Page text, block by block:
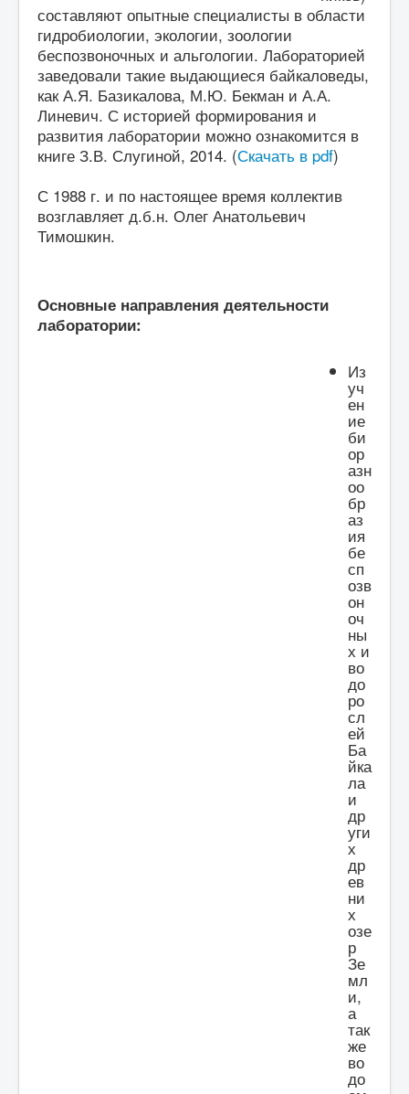
составляют опытные специалисты в области
гидробиологии, экологии, зоологии
беспозвоночных и альгологии. Лабораторией
заведовали такие выдающиеся байкаловеды,
как А.Я. Базикалова, М.Ю. Бекман и А.А.
Линевич. С историей формирования и
развития лаборатории можно ознакомится в
книге З.В. Слугиной, 2014. (Скачать в pdf)
С 1988 г. и по настоящее время коллектив
возглавляет д.б.н. Олег Анатольевич
Тимошкин.
Основные направления деятельности
лаборатории:
Из
уч
ен
ие
би
ор
азн
оо
бр
аз
ия
бе
сп
озв
он
оч
ны
х и
во
до
ро
сл
ей
Ба
йка
ла
и
др
уги
х
др
ев
ни
х
озе
р
Зе
мл
и,
а
так
же
во
до